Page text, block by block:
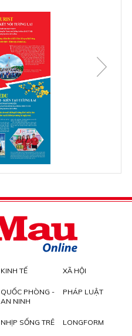
KINH TẾ XÃ HỘI
QUỐC PHÒNG -
AN NINH
PHÁP LUẬT
NHỊP SỐNG TRẺ LONGFORM